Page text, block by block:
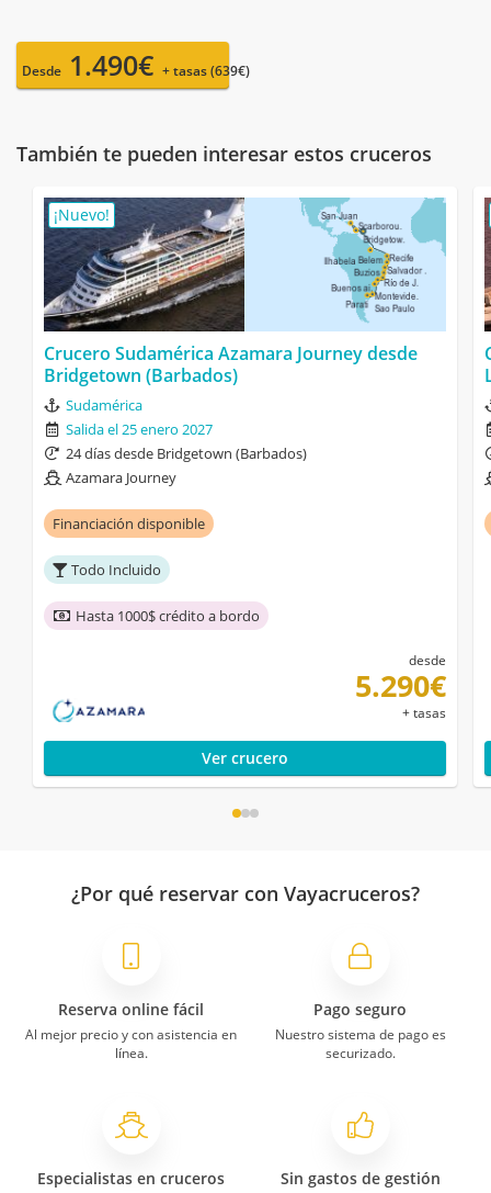
Desde 1.490€ + tasas (639€)
También te pueden interesar estos cruceros
¡Nuevo!
Crucero Sudamérica Azamara Journey desde
Bridgetown (Barbados)
Sudamérica
Salida el 25 enero 2027
24 días desde Bridgetown (Barbados)
Azamara Journey
Financiación disponible
Todo Incluido
Hasta 1000$ crédito a bordo
desde
5.290€
+ tasas
Ver crucero
¿Por qué reservar con Vayacruceros?
Reserva online fácil
Al mejor precio y con asistencia en
línea.
Pago seguro
Nuestro sistema de pago es
securizado.
Especialistas en cruceros Sin gastos de gestión